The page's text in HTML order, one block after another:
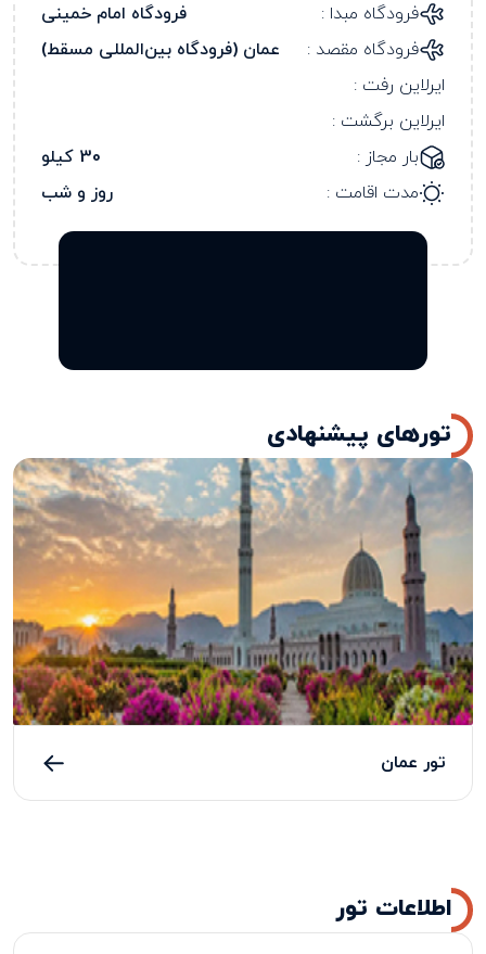
فرودگاه مبدا :
فرودگاه امام خمینی
فرودگاه مقصد :
عمان (فرودگاه بین‌المللی مسقط)
ایرلاین رفت :
ایرلاین برگشت :
بار مجاز :
30 کیلو
مدت اقامت :
روز و شب
تورهای پیشنهادی
تور عمان
اطلاعات تور